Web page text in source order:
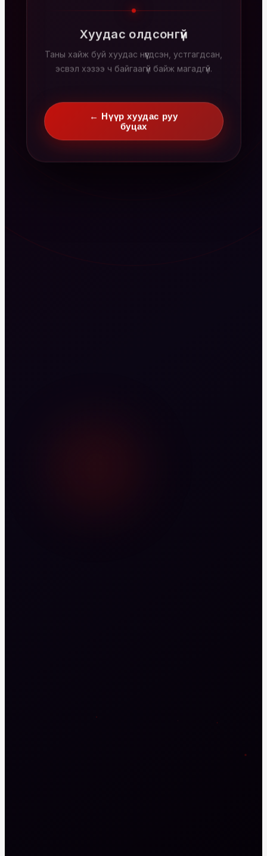
Хуудас олдсонгүй
Таны хайж буй хуудас нүүгдсэн, устгагдсан,
эсвэл хэзээ ч байгаагүй байж магадгүй.
← Нүүр хуудас руу
буцах